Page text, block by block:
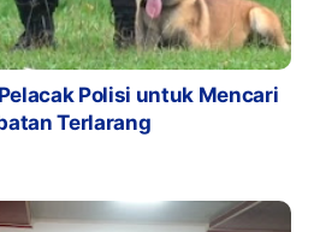
Polisi untuk Mencari
Terlarang